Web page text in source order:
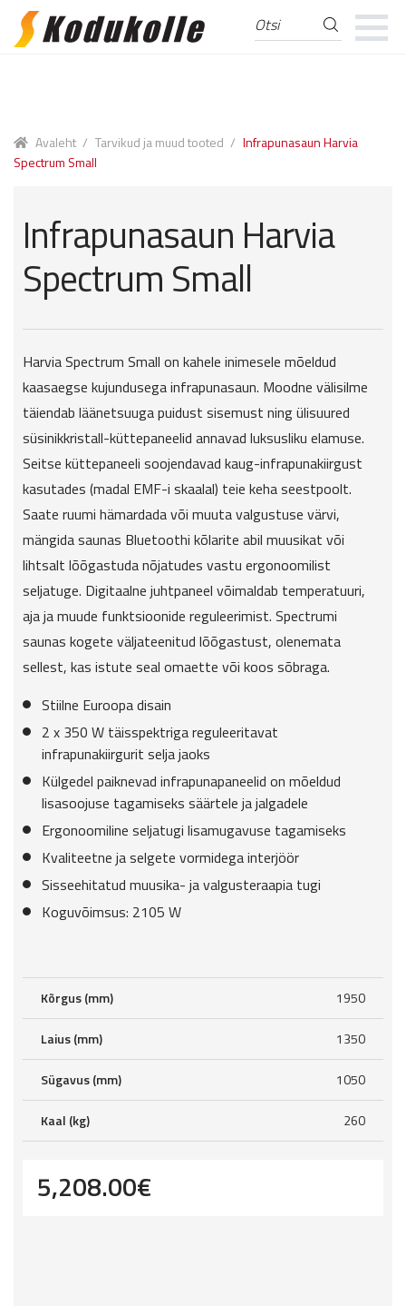
Skip
Skip
Otsi:
Avaleht / Tarvikud ja muud tooted / Infrapunasaun Harvia
Spectrum Small
Infrapunasaun Harvia
Spectrum Small
Harvia Spectrum Small on kahele inimesele mõeldud
kaasaegse kujundusega infrapunasaun. Moodne välisilme
täiendab läänetsuuga puidust sisemust ning ülisuured
süsinikkristall-küttepaneelid annavad luksusliku elamuse.
Seitse küttepaneeli soojendavad kaug-infrapunakiirgust
kasutades (madal EMF-i skaalal) teie keha seestpoolt.
Saate ruumi hämardada või muuta valgustuse värvi,
mängida saunas Bluetoothi kõlarite abil muusikat või
lihtsalt lõõgastuda nõjatudes vastu ergonoomilist
seljatuge. Digitaalne juhtpaneel võimaldab temperatuuri,
aja ja muude funktsioonide reguleerimist. Spectrumi
saunas kogete väljateenitud lõõgastust, olenemata
sellest, kas istute seal omaette või koos sõbraga.
Stiilne Euroopa disain
2 x 350 W täisspektriga reguleeritavat
infrapunakiirgurit selja jaoks
Külgedel paiknevad infrapunapaneelid on mõeldud
lisasoojuse tagamiseks säärtele ja jalgadele
Ergonoomiline seljatugi lisamugavuse tagamiseks
Kvaliteetne ja selgete vormidega interjöör
Sisseehitatud muusika- ja valgusteraapia tugi
Koguvõimsus: 2105 W
Kõrgus (mm) 1950
Laius (mm) 1350
Sügavus (mm) 1050
Kaal (kg) 260
5,208.00€